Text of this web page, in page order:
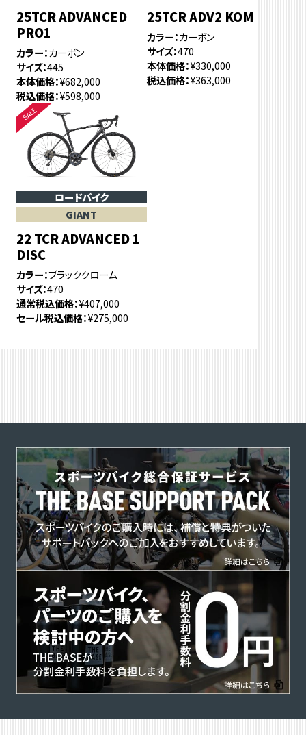
25TCR ADVANCED
PRO1
カラー カーボン
サイズ 445
本体価格 ¥682,000
税込価格 ¥598,000
25TCR ADV2 KOM
カラー カーボン
サイズ 470
本体価格 ¥330,000
税込価格 ¥363,000
ロードバイク
GIANT
22 TCR ADVANCED 1
DISC
カラー ブラッククローム
サイズ 470
通常税込価格 ¥407,000
セール税込価格 ¥275,000